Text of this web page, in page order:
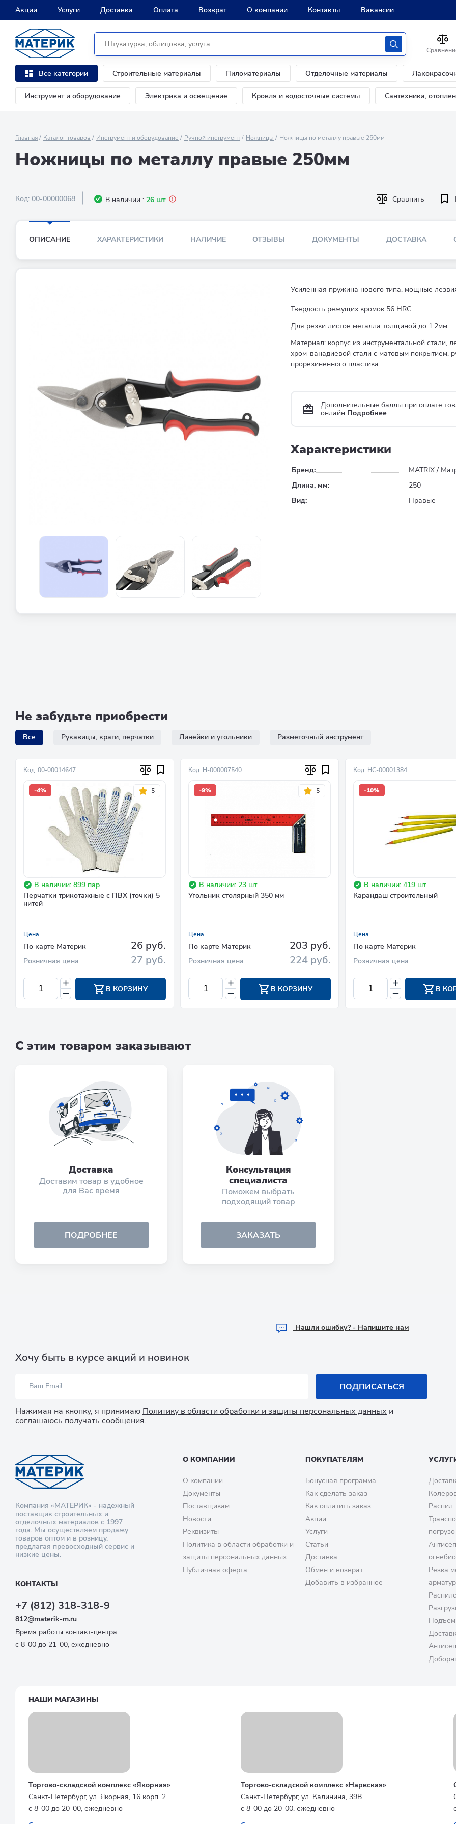
Акции Услуги Доставка Оплата Возврат О компании Контакты Вакансии
Все категории Строительные материалы Пиломатериалы Отделочные материалы
Инструмент и оборудование Электрика и освещение Кровля и водосточные системы Сантехника,
Главная Каталог товаров Инструмент и оборудование Ручной инструмент Ножницы Ножницы по металлу правые 250мм
Ножницы по металлу правые 250мм
Код: 00-00000068 В наличии : 26 шт Сравнить
ОПИСАНИЕ ХАРАКТЕРИСТИКИ НАЛИЧИЕ ОТЗЫВЫ ДОКУМЕНТЫ ДОСТАВКА
Усиленная пружина нового типа, мощные
Твердость режущих кромок 56 HRC
Для резки листов металла толщиной до 1.2мм.
Материал: корпус из инструментальной стали,
хром-ванадиевой стали с матовым покрытием,
прорезиненного пластика.
Дополнительные баллы при оплате
онлайн Подробнее
Характеристики
Бренд:
MATRIX /
Длина, мм:
250
Вид:
Правые
Не забудьте приобрести
Все Рукавицы, краги, перчатки Линейки и угольники Разметочный инструмент
Код: 00-00014647
-4% 5
В наличии: 899 пар
Перчатки трикотажные с ПВХ (точки) 5
нитей
Цена
По карте Материк 26 руб.
Розничная цена 27 руб.
В КОРЗИНУ
Код: Н-000007540
-9% 5
В наличии: 23 шт
Угольник столярный 350 мм
Цена
По карте Материк 203 руб.
Розничная цена 224 руб.
В КОРЗИНУ
Код: НC-00001384
-10%
В наличии: 419 шт
Карандаш строительный
Цена
По карте Материк
Розничная цена
В
С этим товаром заказывают
Доставка
Доставим товар в удобное
для Вас время
ПОДРОБНЕЕ
Консультация
специалиста
Поможем выбрать
подходящий товар
ЗАКАЗАТЬ
Hашли ошибку? - Напишите нам
Хочу быть в курсе акций и новинок
ПОДПИСАТЬСЯ
Нажимая на кнопку, я принимаю Политику в области обработки и защиты персональных данных и
соглашаюсь получать сообщения.
Компания «МАТЕРИК» - надежный
поставщик строительных и
отделочных материалов с 1997
года. Мы осуществляем продажу
товаров оптом и в розницу,
предлагая превосходный сервис и
низкие цены.
КОНТАКТЫ
+7 (812) 318-318-9
812@materik-m.ru
Время работы контакт-центра
с 8-00 до 21-00, ежедневно
О КОМПАНИИ
О компании
Документы
Поставщикам
Новости
Реквизиты
Политика в области обработки и
защиты персональных данных
Публичная оферта
ПОКУПАТЕЛЯМ
Бонусная программа
Как сделать заказ
Как оплатить заказ
Акции
Услуги
Статьи
Доставка
Обмен и возврат
Добавить в избранное
Распил
Резка
НАШИ МАГАЗИНЫ
Торгово-складской комплекс «Якорная»
Санкт-Петербург, ул. Якорная, 16 корп. 2
с 8-00 до 20-00, ежедневно
Торгово-складской комплекс «Нарвская»
Санкт-Петербург, ул. Калинина, 39В
с 8-00 до 20-00, ежедневно